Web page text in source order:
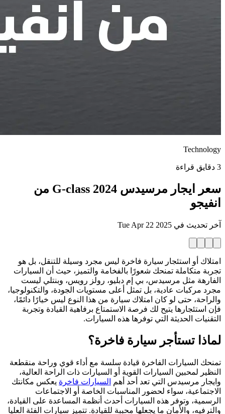
Technology
3 دقايق قراءة
سعر ايجار مرسيدس G-class 2024 من
انفيجو
آخر تحديث في Tue Apr 22 2025
امتلاك أو استئجار سيارة فاخرة ليس مجرد وسيلة للتنقل، بل هو
تجربة متكاملة تمنحك شعورًا بالفخامة والتميز، حيث أن السيارات
الفارهة مثل مرسيدس، بي إم دبليو، رولز رويس، وبنتلي ليست
مجرد مركبات عادية، بل تمثل أعلى مستويات الجودة، والتكنولوجيا،
والراحة، حتى لو كان امتلاك سيارة من هذا النوع ليس خيارًا دائمًا،
فإن استئجارها يتيح لك فرصة الاستمتاع برفاهية القيادة وتجربة
التقنيات الحديثة التي توفرها هذه السيارات.
لماذا تستأجر سيارة فاخرة؟
تمنحك السيارات الفاخرة قيادة سلسة مع أداء قوي وراحة منقطعة
النظير لمحبين السيارات القوية أو السيارات ذات الراحة العالية،
وايجار مرسيدس التي تعد أحد أهم
السيارات فاخرة يعكس مكانتك
الاجتماعية، سواء لحضور المناسبات الخاصة أو الاجتماعات
الرسمية، وتوفر هذه السيارات أحدث أنظمة المساعدة على القيادة،
والترفيه، والأمان ما يجعلها محببة للقيادة. تتميز سيارات الفئة العليا